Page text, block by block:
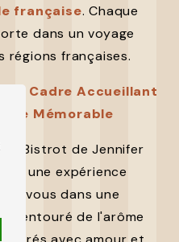
française. Chaque
dans un voyage
régions françaises.
Un Cadre Accueillant
Mémorable
Bistrot de Jennifer
une expérience
vous dans une
entouré de l'arôme